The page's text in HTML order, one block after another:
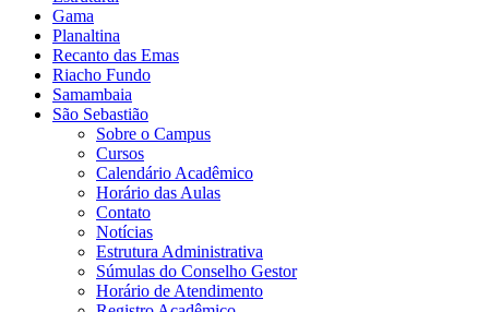
Gama
Planaltina
Recanto das Emas
Riacho Fundo
Samambaia
São Sebastião
Sobre o Campus
Cursos
Calendário Acadêmico
Horário das Aulas
Contato
Notícias
Estrutura Administrativa
Súmulas do Conselho Gestor
Horário de Atendimento